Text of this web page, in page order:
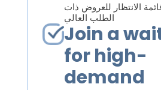
الانتظار للعروض ذات
الطلب العالي
Join a
for high-
demand